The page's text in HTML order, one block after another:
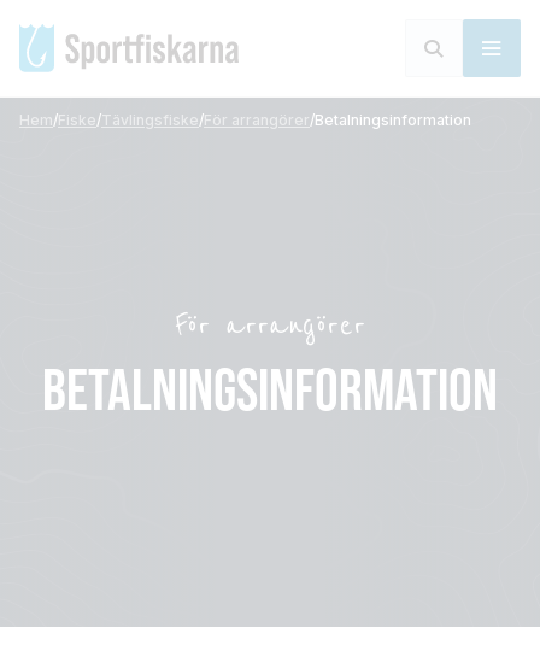
Hem/Fiske/Tävlingsfiske/För arrangörer/Betalningsinformation
För arrangörer
BETALNINGSINFORMATION